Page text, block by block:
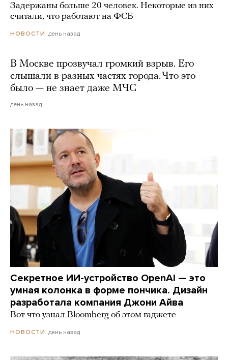
Задержаны больше 20 человек. Некоторые из них
считали, что работают на ФСБ
НОВОСТИ день назад
В Москве прозвучал громкий взрыв. Его
слышали в разных частях города. Что это
было — не знает даже МЧС
день назад
Секретное ИИ-устройство OpenAI — это
умная колонка в форме пончика. Дизайн
разработала компания Джони Айва
Вот что узнал Bloomberg об этом гаджете
НОВОСТИ день назад